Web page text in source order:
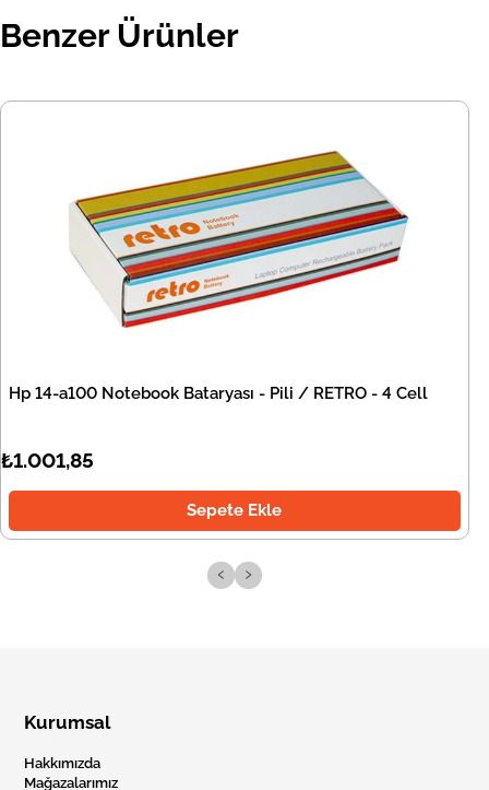
Benzer Ürünler
Hp 14-a100 Notebook Bataryası - Pili / RETRO - 4 Cell
₺1.001,85
Sepete Ekle
‹ ›
Kurumsal
Hakkımızda
Mağazalarımız